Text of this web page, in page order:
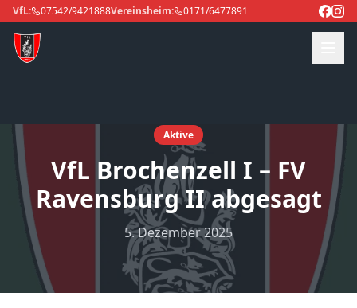
VfL: 07542/9421888Vereinsheim: 0171/6477891
Aktive
VfL Brochenzell I – FV
Ravensburg II abgesagt
5. Dezember 2025